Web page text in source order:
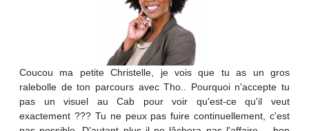
Coucou ma petite Christelle, je vois que tu as un gros
ralebolle de ton parcours avec Tho.. Pourquoi n'accepte tu
pas un visuel au Cab pour voir qu'est-ce qu'il veut
exactement ??? Tu ne peux pas fuire continuellement, c'est